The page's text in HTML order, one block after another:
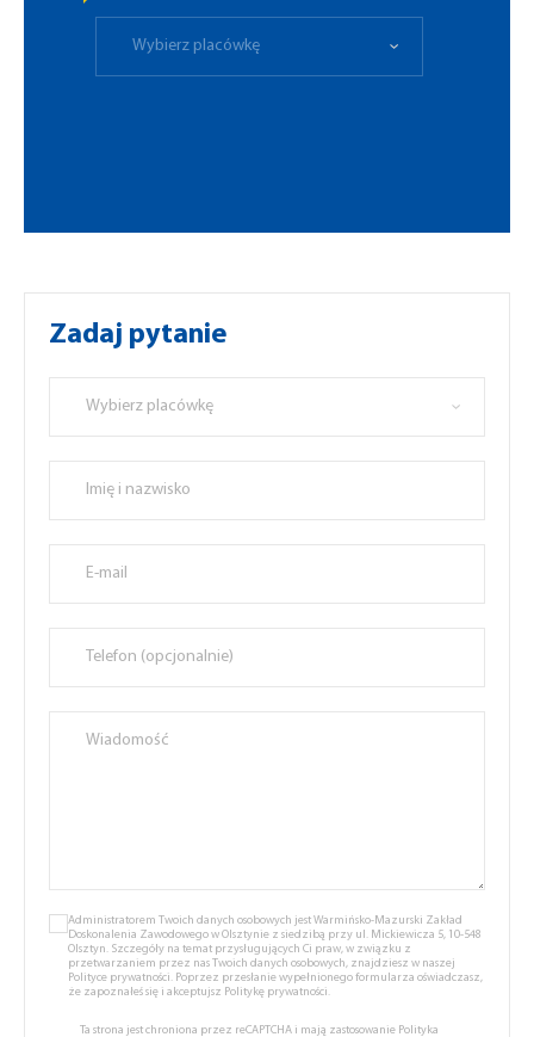
Wybierz placówkę
Zadaj pytanie
Wybierz placówkę
Administratorem Twoich danych osobowych jest Warmińsko-Mazurski Zakład
Doskonalenia Zawodowego w Olsztynie z siedzibą przy ul. Mickiewicza 5, 10-548
Olsztyn. Szczegóły na temat przysługujących Ci praw, w związku z
przetwarzaniem przez nas Twoich danych osobowych, znajdziesz w naszej
Polityce prywatności. Poprzez przesłanie wypełnionego formularza oświadczasz,
że zapoznałeś się i akceptujsz Politykę prywatności.
Ta strona jest chroniona przez reCAPTCHA i mają zastosowanie Polityka